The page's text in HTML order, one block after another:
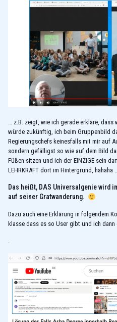
… z.B. zeigt, wie ich gerade erkläre, dass
würde zukünftig, ich beim Gruppenbild
Regierungschefs keinesfalls mit mir auf
sondern gefälligst so wie auf dem Bild
Füßen sitzen und ich der EINZIGE sein
LEHRKRAFT dort im Hintergrund, hahaha
Das heißt, DAS Universalgenie wird
auf seiner Gratwanderung.
Dazu auch eine Erklärung in folgendem
klasse dass es so User gibt und ich
.